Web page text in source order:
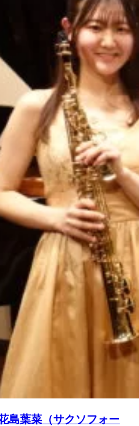
島葉菜（サクソフォー